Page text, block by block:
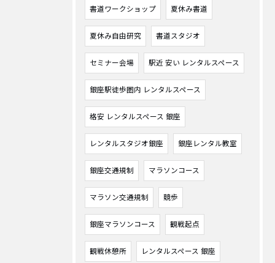
書道ワークショップ 夏休み書道
夏休み自由研究 書道スタジオ
セミナー会場 駅近 安い レンタルスペース
銀座駅徒歩圏内 レンタルスペース
格安 レンタルスペース 銀座
レンタルスタジオ銀座 銀座レンタル教室
銀座交通規制 マラソンコース
マラソン交通規制 競歩
銀座マラソンコース 観戦起点
観戦休憩所 レンタルスペース 銀座